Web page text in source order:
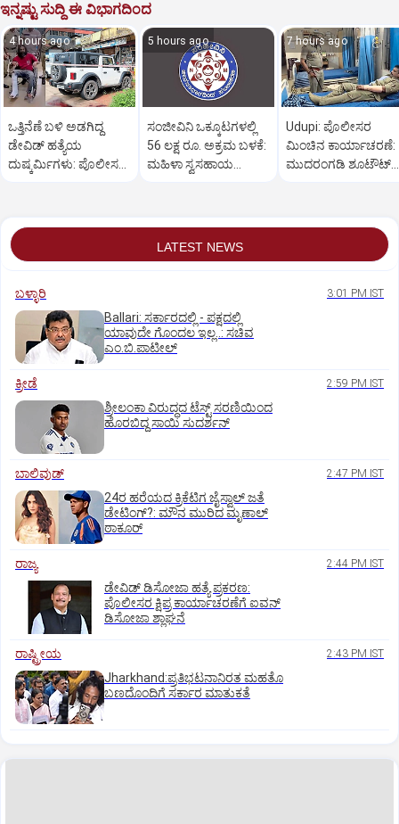
ಇನ್ನಷ್ಟು ಸುದ್ದಿ ಈ ವಿಭಾಗದಿಂದ
4 hours ago
ಒತ್ತಿನೆಣೆ ಬಳಿ ಅಡಗಿದ್ದ
ಡೇವಿಡ್‌ ಹತ್ಯೆಯ
ದುಷ್ಕರ್ಮಿಗಳು: ಪೊಲೀಸರ
5 hours ago
ಸಂಜೀವಿನಿ ಒಕ್ಕೂಟಗಳಲ್ಲಿ
56 ಲಕ್ಷ ರೂ. ಅಕ್ರಮ ಬಳಕೆ:
ಮಹಿಳಾ ಸ್ವಸಹಾಯ
7 hours ago
Udupi: ಪೊಲೀಸರ
ಮಿಂಚಿನ ಕಾರ್ಯಾಚರಣೆ:
ಮುದರಂಗಡಿ ಶೂಟೌಟ್‌
LATEST NEWS
ಬಳ್ಳಾರಿ 3:01 PM IST
Ballari: ಸರ್ಕಾರದಲ್ಲಿ - ಪಕ್ಷದಲ್ಲಿ
ಯಾವುದೇ ಗೊಂದಲ ಇಲ್ಲ..: ಸಚಿವ
ಎಂ.ಬಿ.ಪಾಟೀಲ್
ಕ್ರೀಡೆ 2:59 PM IST
ಶ್ರೀಲಂಕಾ ವಿರುದ್ಧದ ಟೆಸ್ಟ್ ಸರಣಿಯಿಂದ
ಹೊರಬಿದ್ದ ಸಾಯಿ ಸುದರ್ಶನ್
ಬಾಲಿವುಡ್‌ 2:47 PM IST
24ರ ಹರೆಯದ ಕ್ರಿಕೆಟಿಗ ಜೈಸ್ವಾಲ್‌ ಜತೆ
ಡೇಟಿಂಗ್?:‌ ಮೌನ ಮುರಿದ ಮೃಣಾಲ್‌
ಠಾಕೂರ್
ರಾಜ್ಯ 2:44 PM IST
ಡೇವಿಡ್ ಡಿಸೋಜಾ ಹತ್ಯೆ ಪ್ರಕರಣ:
ಪೊಲೀಸರ ಕ್ಷಿಪ್ರ ಕಾರ್ಯಾಚರಣೆಗೆ ಐವನ್
ಡಿಸೋಜಾ ಶ್ಲಾಘನೆ
ರಾಷ್ಟ್ರೀಯ 2:43 PM IST
Jharkhand:ಪ್ರತಿಭಟನಾನಿರತ ಮಹತೊ
ಬಣದೊಂದಿಗೆ ಸರ್ಕಾರ ಮಾತುಕತೆ